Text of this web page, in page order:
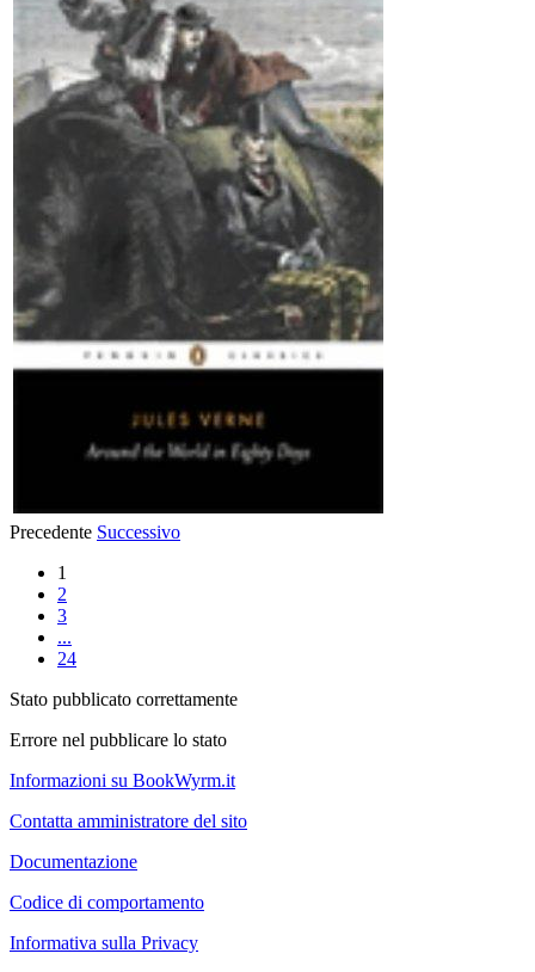
Precedente Successivo
1
2
3
...
24
Stato pubblicato correttamente
Errore nel pubblicare lo stato
Informazioni su BookWyrm.it
Contatta amministratore del sito
Documentazione
Codice di comportamento
Informativa sulla Privacy